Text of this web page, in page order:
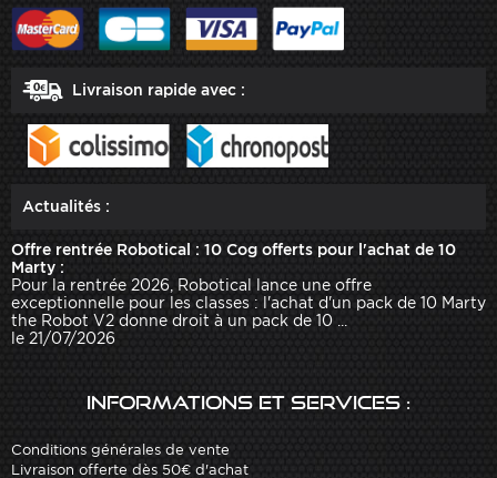
Livraison rapide avec :
Actualités :
Offre rentrée Robotical : 10 Cog offerts pour l'achat de 10
Marty :
Pour la rentrée 2026, Robotical lance une offre
exceptionnelle pour les classes : l'achat d'un pack de 10 Marty
the Robot V2 donne droit à un pack de 10 ...
le 21/07/2026
Informations et services :
Conditions générales de vente
Livraison offerte dès 50€ d'achat